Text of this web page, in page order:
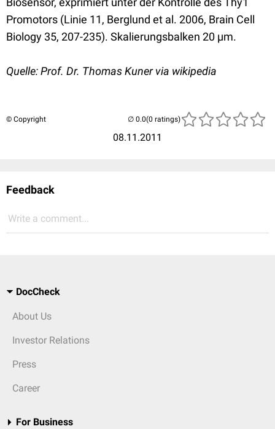
Promotors (Linie 11, Berglund et al. 2006, Brain Cell
Biology 35, 207-235). Skalierungsbalken 20 µm.
Quelle: Prof. Dr. Thomas Kuner via wikipedia
© Copyright
08.11.2011
(0 ratings)
Feedback
Write a comment...
DocCheck
About Us
Investor Relations
Press
Career
For Business